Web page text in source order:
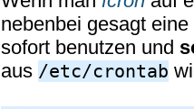
nebenbei gesagt
sofort benutzen und
aus /etc/crontab